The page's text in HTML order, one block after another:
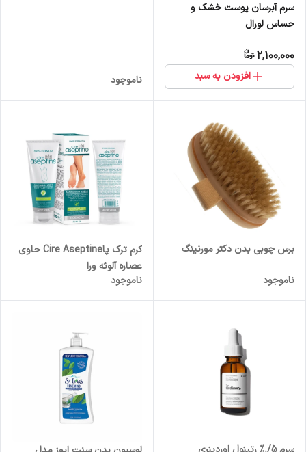
سرم آبرسان پوست خشک و
حساس لورال
2,100,000
افزودن به سبد ناموجود
برس چوبی بدن دکتر مورنینگ
ناموجود
کرم ترک پاCire Aseptine حاوی
عصاره آلوئه ورا
ناموجود